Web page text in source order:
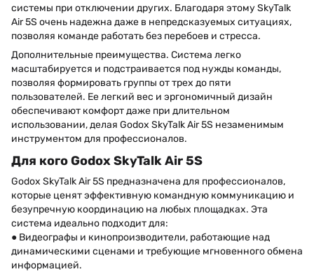
системы при отключении других. Благодаря этому SkyTalk
Air 5S очень надежна даже в непредсказуемых ситуациях,
позволяя команде работать без перебоев и стресса.
Дополнительные преимущества. Система легко
масштабируется и подстраивается под нужды команды,
позволяя формировать группы от трех до пяти
пользователей. Ее легкий вес и эргономичный дизайн
обеспечивают комфорт даже при длительном
использовании, делая Godox SkyTalk Air 5S незаменимым
инструментом для профессионалов.
Для кого Godox SkyTalk Air 5S
Godox SkyTalk Air 5S предназначена для профессионалов,
которые ценят эффективную командную коммуникацию и
безупречную координацию на любых площадках. Эта
система идеально подходит для:
● Видеографы и кинопроизводители, работающие над
динамическими сценами и требующие мгновенного обмена
информацией.